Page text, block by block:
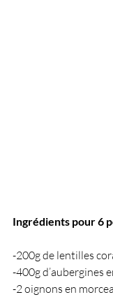
Ingrédients pour 6
-200g de lentilles
-400g d’aubergines
-2 oignons en